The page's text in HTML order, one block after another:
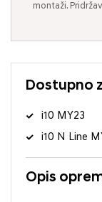
montaži.
Dostupno
i10 MY23
i10 N Line
Opis